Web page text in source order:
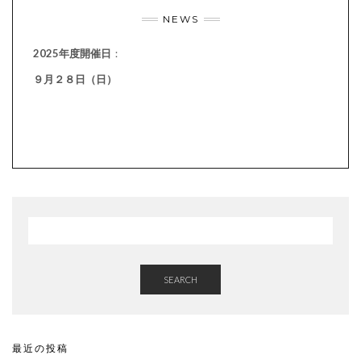
NEWS
2025年度開催日 ：
９月２８日（日）
SEARCH
最近の投稿